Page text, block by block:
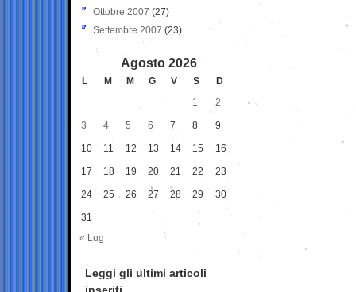
Ottobre 2007 (27)
Settembre 2007 (23)
Agosto 2026
L M M G V S
D
1
2
3 4 5 6 7 8 9
10 11 12 13 14 15 16
17 18 19 20 21 22 23
24 25 26 27 28 29 30
31
« Lug
Leggi gli ultimi articoli